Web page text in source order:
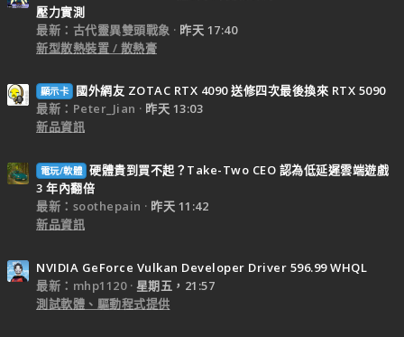
壓力實測
最新：古代靈異雙頭戰象
昨天 17:40
新型散熱裝置 / 散熱膏
顯示卡
國外網友 ZOTAC RTX 4090 送修四次最後換來 RTX 5090
最新：Peter_Jian
昨天 13:03
新品資訊
電玩/軟體 硬體貴到買不起？Take-Two CEO 認為低延遲雲端遊戲
3 年內翻倍
最新：soothepain
昨天 11:42
新品資訊
NVIDIA GeForce Vulkan Developer Driver 596.99 WHQL
最新：mhp1120
星期五，21:57
測試軟體、驅動程式提供